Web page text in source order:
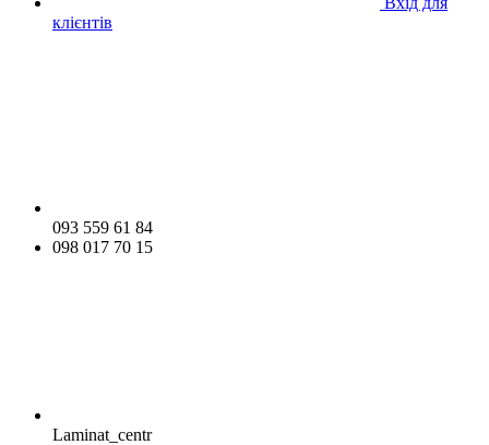
клієнтів
093 559 61 84
098 017 70 15
Laminat_centr